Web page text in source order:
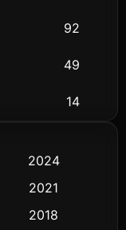
92
49
14
2024
2021
2018